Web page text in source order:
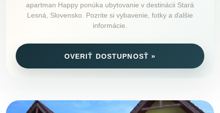
apartman Happy ponúka ubytovanie v destinácii Stará
Lesná, Slovensko. Pozrite si vybavenie, fotky a ďalšie
informácie.
OVERIŤ DOSTUPNOSŤ »